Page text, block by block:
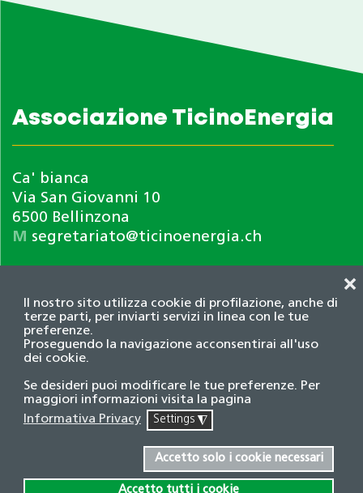
Il nostro sito utilizza cookie di profilazione, anche di
terze parti, per inviarti servizi in linea con le tue
preferenze.
Proseguendo la navigazione acconsentirai all'uso
dei cookie.
Se desideri puoi modificare le tue preferenze. Per
maggiori informazioni visita la pagina
Informativa Privacy
Settings ◮
Accetto solo i cookie necessari
Accetto tutti i cookie
❌
Associazione TicinoEnergia
Ca' bianca
Via San Giovanni 10
6500 Bellinzona
M segretariato@ticinoenergia.ch
Informativa privacy
© 2026 Associazione TicinoEnergia. Tutti i diritti
riservati.